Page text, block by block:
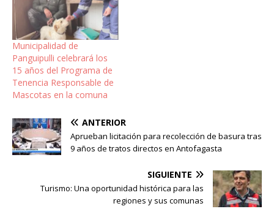
Municipalidad de
Panguipulli celebrará los
15 años del Programa de
Tenencia Responsable de
Mascotas en la comuna
ANTERIOR
Aprueban licitación para recolección de basura tras
9 años de tratos directos en Antofagasta
SIGUIENTE
Turismo: Una oportunidad histórica para las
regiones y sus comunas